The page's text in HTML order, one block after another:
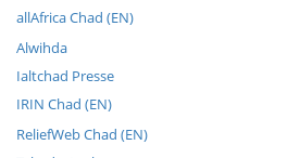
allAfrica Chad (EN)
Alwihda
Ialtchad Presse
IRIN Chad (EN)
ReliefWeb Chad (EN)